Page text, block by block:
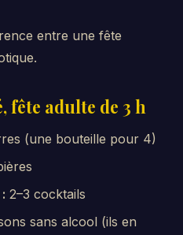
entre une fête
adulte de 3 h
(une bouteille pour 4)
2–3 cocktails
sans alcool (ils en